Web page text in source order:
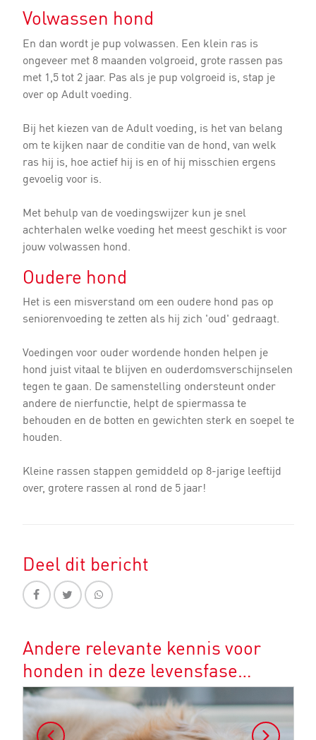
Volwassen hond
En dan wordt je pup volwassen. Een klein ras is
ongeveer met 8 maanden volgroeid, grote rassen pas
met 1,5 tot 2 jaar. Pas als je pup volgroeid is, stap je
over op Adult voeding.
Bij het kiezen van de Adult voeding, is het van belang
om te kijken naar de conditie van de hond, van welk
ras hij is, hoe actief hij is en of hij misschien ergens
gevoelig voor is.
Met behulp van de voedingswijzer kun je snel
achterhalen welke voeding het meest geschikt is voor
jouw volwassen hond.
Oudere hond
Het is een misverstand om een oudere hond pas op
seniorenvoeding te zetten als hij zich 'oud' gedraagt.
Voedingen voor ouder wordende honden helpen je
hond juist vitaal te blijven en ouderdomsverschijnselen
tegen te gaan. De samenstelling ondersteunt onder
andere de nierfunctie, helpt de spiermassa te
behouden en de botten en gewichten sterk en soepel te
houden.
Kleine rassen stappen gemiddeld op 8-jarige leeftijd
over, grotere rassen al rond de 5 jaar!
Deel dit bericht
Andere relevante kennis voor
honden in deze levensfase…